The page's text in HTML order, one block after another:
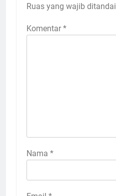
Ruas yang wajib ditandai
Komentar *
Nama *